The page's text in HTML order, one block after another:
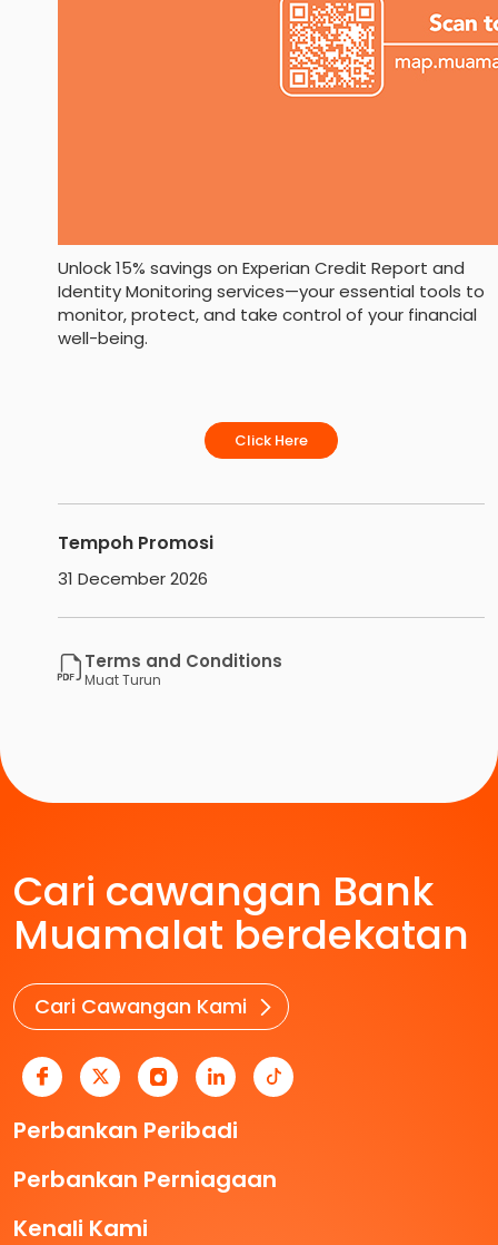
Unlock 15% savings on Experian Credit Report and
Identity Monitoring services—your essential tools to
monitor, protect, and take control of your financial
well-being.
Click Here
Tempoh Promosi
31 December 2026
Terms and Conditions
Muat Turun
Cari cawangan Bank
Muamalat berdekatan
Cari Cawangan Kami
Perbankan Peribadi
Perbankan Perniagaan
Kenali Kami